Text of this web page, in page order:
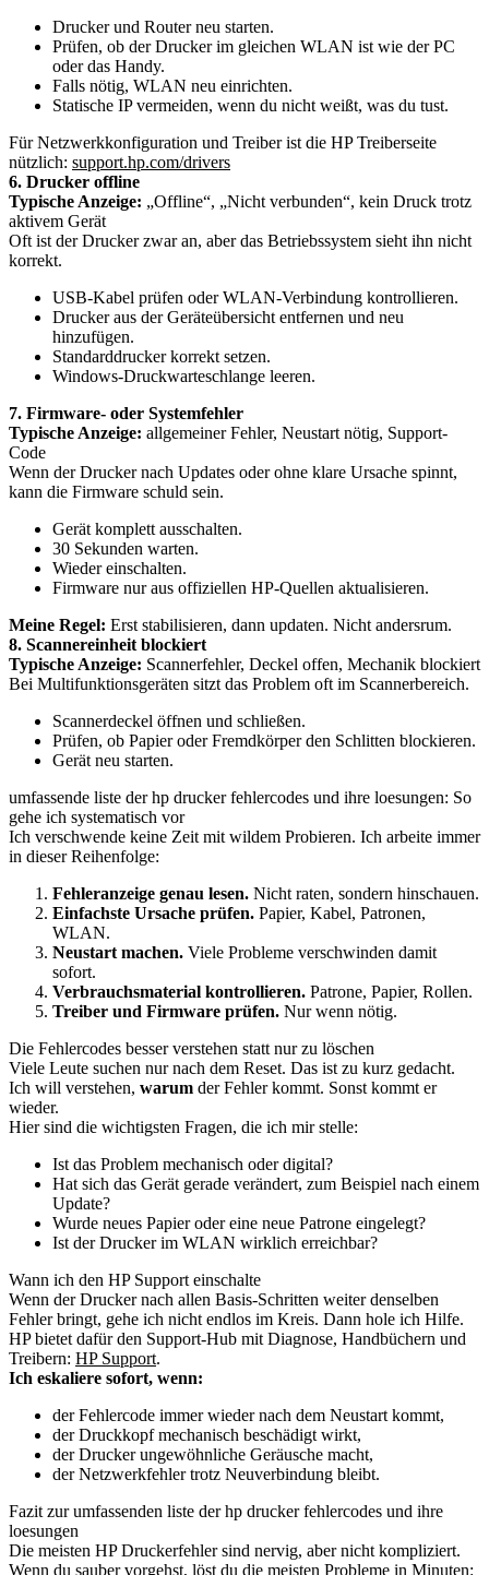
Drucker und Router neu starten.
Prüfen, ob der Drucker im gleichen WLAN ist wie der PC
oder das Handy.
Falls nötig, WLAN neu einrichten.
Statische IP vermeiden, wenn du nicht weißt, was du tust.
Für Netzwerkkonfiguration und Treiber ist die HP Treiberseite
nützlich: support.hp.com/drivers
6. Drucker offline
Typische Anzeige: „Offline“, „Nicht verbunden“, kein Druck trotz
aktivem Gerät
Oft ist der Drucker zwar an, aber das Betriebssystem sieht ihn nicht
korrekt.
USB-Kabel prüfen oder WLAN-Verbindung kontrollieren.
Drucker aus der Geräteübersicht entfernen und neu
hinzufügen.
Standarddrucker korrekt setzen.
Windows-Druckwarteschlange leeren.
7. Firmware- oder Systemfehler
Typische Anzeige: allgemeiner Fehler, Neustart nötig, Support-
Code
Wenn der Drucker nach Updates oder ohne klare Ursache spinnt,
kann die Firmware schuld sein.
Gerät komplett ausschalten.
30 Sekunden warten.
Wieder einschalten.
Firmware nur aus offiziellen HP-Quellen aktualisieren.
Meine Regel: Erst stabilisieren, dann updaten. Nicht andersrum.
8. Scannereinheit blockiert
Typische Anzeige: Scannerfehler, Deckel offen, Mechanik blockiert
Bei Multifunktionsgeräten sitzt das Problem oft im Scannerbereich.
Scannerdeckel öffnen und schließen.
Prüfen, ob Papier oder Fremdkörper den Schlitten blockieren.
Gerät neu starten.
umfassende liste der hp drucker fehlercodes und ihre loesungen: So
gehe ich systematisch vor
Ich verschwende keine Zeit mit wildem Probieren. Ich arbeite immer
in dieser Reihenfolge:
Fehleranzeige genau lesen. Nicht raten, sondern hinschauen.
Einfachste Ursache prüfen. Papier, Kabel, Patronen,
WLAN.
Neustart machen. Viele Probleme verschwinden damit
sofort.
Verbrauchsmaterial kontrollieren. Patrone, Papier, Rollen.
Treiber und Firmware prüfen. Nur wenn nötig.
Die Fehlercodes besser verstehen statt nur zu löschen
Viele Leute suchen nur nach dem Reset. Das ist zu kurz gedacht.
Ich will verstehen, warum der Fehler kommt. Sonst kommt er
wieder.
Hier sind die wichtigsten Fragen, die ich mir stelle:
Ist das Problem mechanisch oder digital?
Hat sich das Gerät gerade verändert, zum Beispiel nach einem
Update?
Wurde neues Papier oder eine neue Patrone eingelegt?
Ist der Drucker im WLAN wirklich erreichbar?
Wann ich den HP Support einschalte
Wenn der Drucker nach allen Basis-Schritten weiter denselben
Fehler bringt, gehe ich nicht endlos im Kreis. Dann hole ich Hilfe.
HP bietet dafür den Support-Hub mit Diagnose, Handbüchern und
Treibern: HP Support.
Ich eskaliere sofort, wenn:
der Fehlercode immer wieder nach dem Neustart kommt,
der Druckkopf mechanisch beschädigt wirkt,
der Drucker ungewöhnliche Geräusche macht,
der Netzwerkfehler trotz Neuverbindung bleibt.
Fazit zur umfassenden liste der hp drucker fehlercodes und ihre
loesungen
Die meisten HP Druckerfehler sind nervig, aber nicht kompliziert.
Wenn du sauber vorgehst, löst du die meisten Probleme in Minuten: